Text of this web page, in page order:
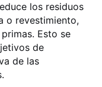
los residuos
o revestimiento,
Esto se
de
de las